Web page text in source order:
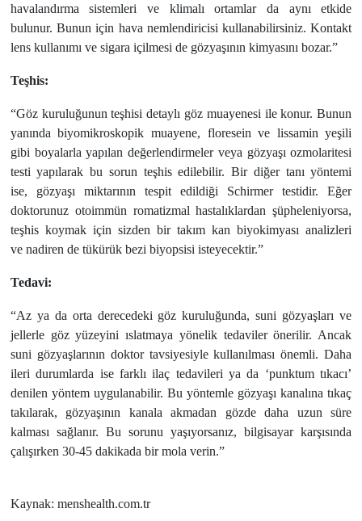
havalandırma sistemleri ve klimalı ortamlar da aynı etkide
bulunur. Bunun için hava nemlendiricisi kullanabilirsiniz. Kontakt
lens kullanımı ve sigara içilmesi de gözyaşının kimyasını bozar.”
Teşhis:
“Göz kuruluğunun teşhisi detaylı göz muayenesi ile konur. Bunun
yanında biyomikroskopik muayene, floresein ve lissamin yeşili
gibi boyalarla yapılan değerlendirmeler veya gözyaşı ozmolaritesi
testi yapılarak bu sorun teşhis edilebilir. Bir diğer tanı yöntemi
ise, gözyaşı miktarının tespit edildiği Schirmer testidir. Eğer
doktorunuz otoimmün romatizmal hastalıklardan şüpheleniyorsa,
teşhis koymak için sizden bir takım kan biyokimyası analizleri
ve nadiren de tükürük bezi biyopsisi isteyecektir.”
Tedavi:
“Az ya da orta derecedeki göz kuruluğunda, suni gözyaşları ve
jellerle göz yüzeyini ıslatmaya yönelik tedaviler önerilir. Ancak
suni gözyaşlarının doktor tavsiyesiyle kullanılması önemli. Daha
ileri durumlarda ise farklı ilaç tedavileri ya da ‘punktum tıkacı’
denilen yöntem uygulanabilir. Bu yöntemle gözyaşı kanalına tıkaç
takılarak, gözyaşının kanala akmadan gözde daha uzun süre
kalması sağlanır. Bu sorunu yaşıyorsanız, bilgisayar karşısında
çalışırken 30-45 dakikada bir mola verin.”
Kaynak: menshealth.com.tr